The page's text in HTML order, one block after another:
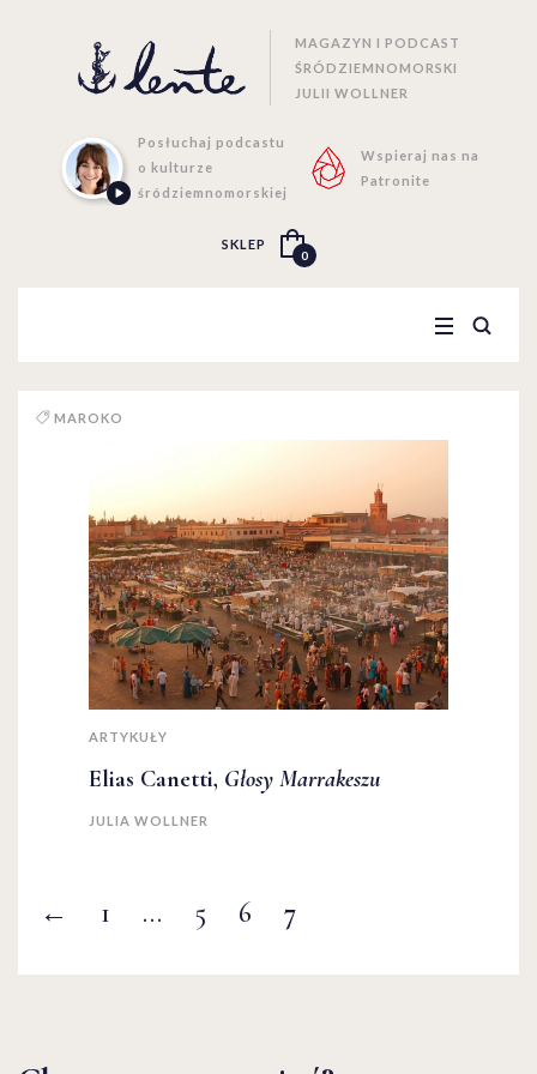
MAGAZYN I PODCAST
ŚRÓDZIEMNOMORSKI
JULII WOLLNER
Posłuchaj podcastu
o kulturze
śródziemnomorskiej
Wspieraj nas na
Patronite
SKLEP
0
MAROKO
ARTYKUŁY
Elias Canetti, Głosy Marrakeszu
JULIA WOLLNER
← 1 … 5 6 7